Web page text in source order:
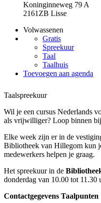
Koninginneweg 79 A
2161ZB Lisse
Volwassenen
Gratis
Spreekuur
Taal
Taalhuis
Toevoegen aan agenda
Taalspreekuur
Wil je een cursus Nederlands
als vrijwilliger? Loop binnen
Elke week zijn er in de
Bibliotheek van Hillegom kun
medewerkers helpen je graag.
Het spreekuur in de
donderdag van 10.00 tot 11.30
Contactgegevens Taalpunten